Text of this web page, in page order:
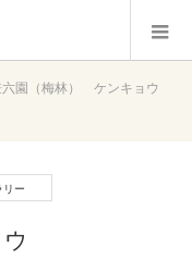
園（梅林） ケンキョウ
リー